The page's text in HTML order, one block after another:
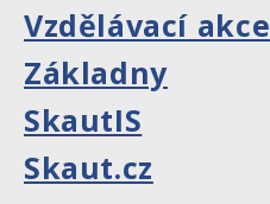
Vzdělávací akce
Základny
SkautIS
Skaut.cz